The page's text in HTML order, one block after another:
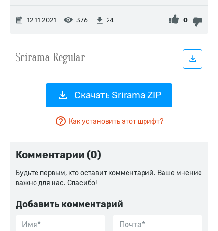
12.11.2021 376 24 0
Скачать Srirama ZIP
Как установить этот шрифт?
Комментарии (0)
Будьте первым, кто оставит комментарий. Ваше мнение
важно для нас. Спасибо!
Добавить комментарий